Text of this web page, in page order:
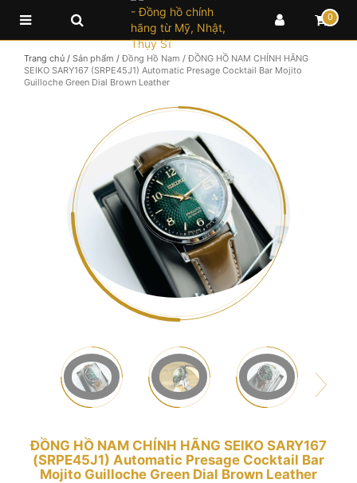
0
Trang chủ / Sản phẩm / Đồng Hồ Nam / ĐỒNG HỒ NAM CHÍNH HÃNG
SEIKO SARY167 (SRPE45J1) Automatic Presage Cocktail Bar Mojito
Guilloche Green Dial Brown Leather
ĐỒNG HỒ NAM CHÍNH HÃNG SEIKO SARY167
(SRPE45J1) Automatic Presage Cocktail Bar
Mojito Guilloche Green Dial Brown Leather